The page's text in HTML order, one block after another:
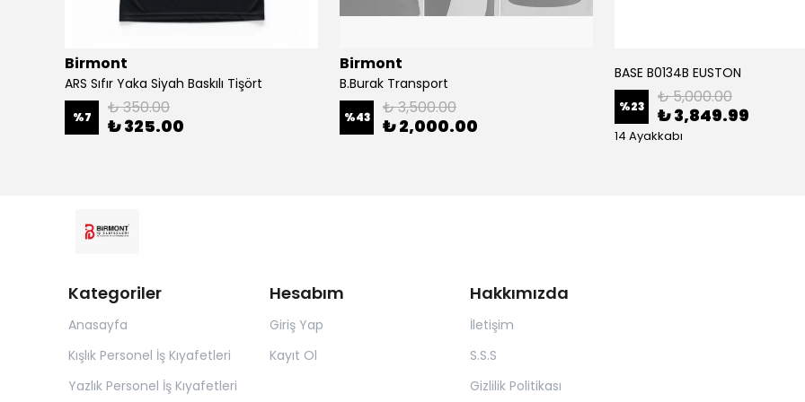
Birmont
ARS Sıfır Yaka Siyah Baskılı Tişört
%7 ₺ 350.00
₺ 325.00
Birmont
B.Burak Transport
%43 ₺ 3,500.00
₺ 2,000.00
BASE B0134B EUSTON
%23 ₺ 5,000.00
₺ 3,849.99
14 Ayakkabı
Kategoriler
Anasayfa
Kışlık Personel İş Kıyafetleri
Yazlık Personel İş Kıyafetleri
Hesabım
Giriş Yap
Kayıt Ol
Hakkımızda
İletişim
S.S.S
Gizlilik Politikası